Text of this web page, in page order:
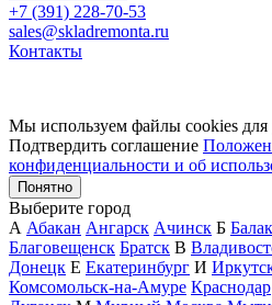
+7 (391) 228-70-53
sales@skladremonta.ru
Контакты
Мы используем файлы cookies для
Подтвердить соглашение
конфиденциальности и об
Понятно
Выберите город
А Абакан Ангарск Ачинск Б
Благовещенск Братск В
Донецк Е Екатеринбург И
Комсомольск-на-Амуре Краснодар